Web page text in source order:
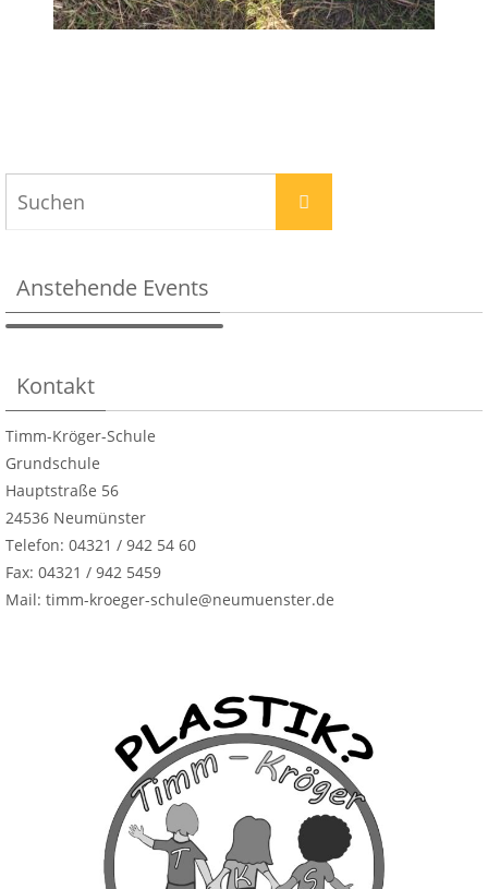
Anstehende Events
Kontakt
Timm-Kröger-Schule
Grundschule
Hauptstraße 56
24536 Neumünster
Telefon: 04321 / 942 54 60
Fax: 04321 / 942 5459
Mail: timm-kroeger-schule@neumuenster.de